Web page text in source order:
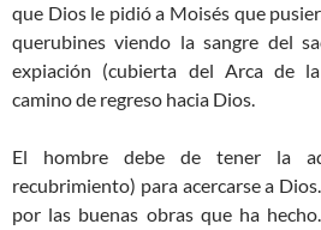
que Dios le pidió a Moisés que
querubines viendo la sangre del
expiación (cubierta del Arca de
camino de regreso hacia Dios.
El hombre debe de tener la
recubrimiento) para acercarse a
por las buenas obras que ha